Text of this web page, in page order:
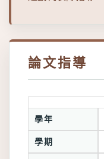
論文指導
學年
學期